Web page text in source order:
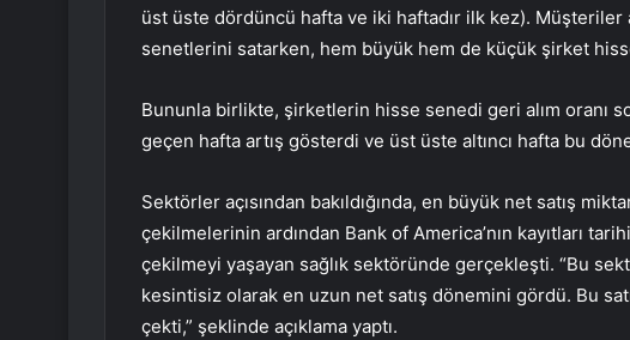
üst üste dördüncü hafta ve iki haftadır ilk kez). Müşteriler
senetlerini satarken, hem büyük hem de küçük şirket
Bununla birlikte, şirketlerin hisse senedi geri alım oranı
geçen hafta artış gösterdi ve üst üste altıncı hafta bu
Sektörler açısından bakıldığında, en büyük net satış
çekilmelerinin ardından Bank of America’nın kayıtları
çekilmeyi yaşayan sağlık sektöründe gerçekleşti. “Bu
kesintisiz olarak en uzun net satış dönemini gördü. Bu
çekti,” şeklinde açıklama yaptı.